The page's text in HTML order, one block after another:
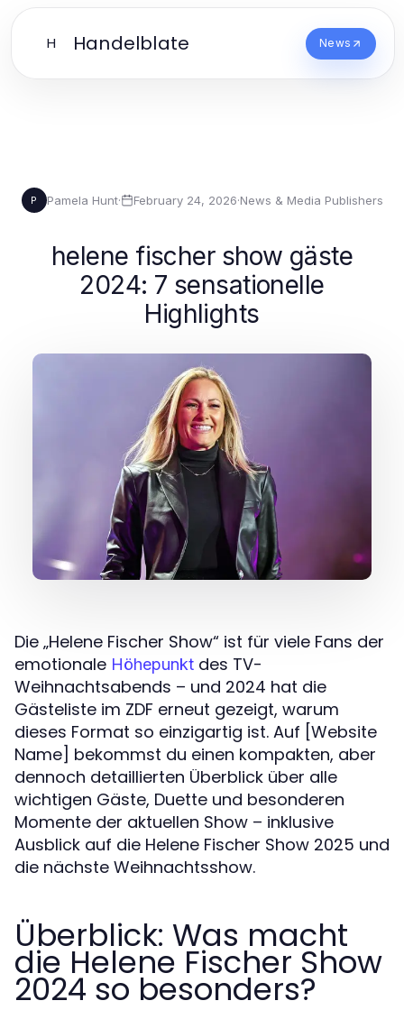
H Handelblate News
P Pamela Hunt· February 24, 2026·News & Media Publishers
helene fischer show gäste
2024: 7 sensationelle
Highlights
Die „Helene Fischer Show“ ist für viele Fans der
emotionale Höhepunkt des TV-
Weihnachtsabends – und 2024 hat die
Gästeliste im ZDF erneut gezeigt, warum
dieses Format so einzigartig ist. Auf [Website
Name] bekommst du einen kompakten, aber
dennoch detaillierten Überblick über alle
wichtigen Gäste, Duette und besonderen
Momente der aktuellen Show – inklusive
Ausblick auf die Helene Fischer Show 2025 und
die nächste Weihnachtsshow.
Überblick: Was macht
die Helene Fischer Show
2024 so besonders?